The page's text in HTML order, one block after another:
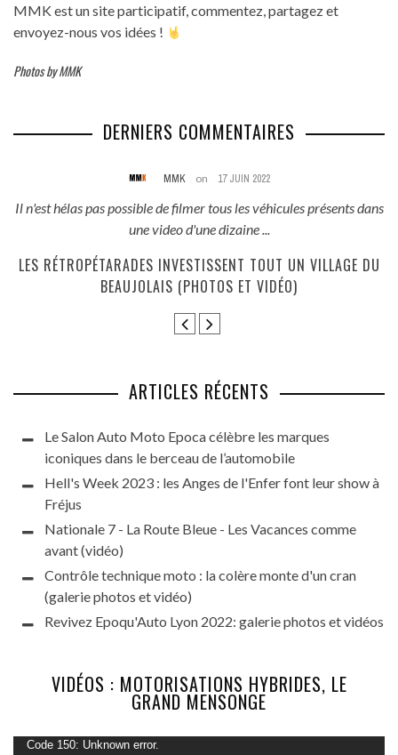
MMK est un site participatif, commentez, partagez et
envoyez-nous vos idées !
Photos by MMK
DERNIERS COMMENTAIRES
MMK on 17 JUIN 2022
Il n'est hélas pas possible de filmer tous les véhicules présents dans
une video d'une dizaine ...
LES RÉTROPÉTARADES INVESTISSENT TOUT UN VILLAGE DU
BEAUJOLAIS (PHOTOS ET VIDÉO)
ARTICLES RÉCENTS
Le Salon Auto Moto Epoca célèbre les marques
iconiques dans le berceau de l’automobile
Hell's Week 2023 : les Anges de l'Enfer font leur show à
Fréjus
Nationale 7 - La Route Bleue - Les Vacances comme
avant (vidéo)
Contrôle technique moto : la colère monte d'un cran
(galerie photos et vidéo)
Revivez Epoqu'Auto Lyon 2022: galerie photos et vidéos
VIDÉOS : MOTORISATIONS HYBRIDES, LE
GRAND MENSONGE
Lecteur
Code 150: Unknown error.